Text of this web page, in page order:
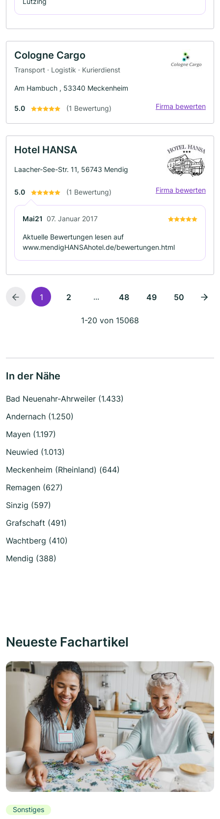
Cologne Cargo
Transport · Logistik · Kurierdienst
Am Hambuch , 53340 Meckenheim
5.0 (1 Bewertung) Firma bewerten
Hotel HANSA
Laacher-See-Str. 11, 56743 Mendig
5.0 (1 Bewertung) Firma bewerten
Mai21 07. Januar 2017
Aktuelle Bewertungen lesen auf
www.mendigHANSAhotel.de/bewertungen.html
1 2 ... 48 49 50
1-20 von 15068
In der Nähe
Bad Neuenahr-Ahrweiler (1.433)
Andernach (1.250)
Mayen (1.197)
Neuwied (1.013)
Meckenheim (Rheinland) (644)
Remagen (627)
Sinzig (597)
Grafschaft (491)
Wachtberg (410)
Mendig (388)
Neueste Fachartikel
Sonstiges